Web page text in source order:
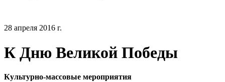
28 апреля 2016 г.
К Дню Великой Победы
Культурно-массовые мероприятия